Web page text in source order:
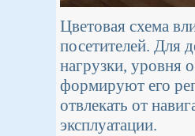
Цветовая схема
посетителей. Для
нагрузки, уровня
формируют его
отвлекать от
эксплуатации.